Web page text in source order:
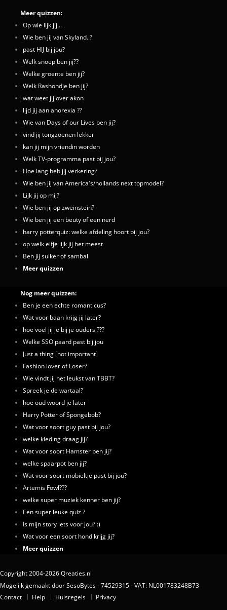
Meer quizzen:
Op wie lijk jij...
Wie ben jij van Skyland..?
past HIJ bij jou?
Welk snoep ben jij??
Welke groente ben jij?
Welk Rashondje ben jij?
wat weet jij over akon
lijd jij aan anorexia ??
Wie van Days of our Lives ben jij?
vind jij tongzoenen lekker
kan jij mijn vriendin worden
Welk TV-programma past bij jou?
Hoe lang heb jij verkering?
Wie ben jij van America's/hollands next topmodel?
Lijk jij op mij?
Wie ben jij op zweinstein?
Wie ben jij een beuty of een nerd
harry potterquiz: welke afdeling hoort bij jou?
op welk elfje lijk jij het meest
Ben jij suiker of sambal
Meer quizzen
Nog meer quizzen:
Ben je een echte romanticus?
Wat voor baan krijg jij later?
hoe voel jij je bij je ouders ???
Welke SSO paard past bij jou
Just a thing [not important]
Fashion lover of Loser?
Wie vindt jij het leukst van TBBT?
Spreek je de wartaal?
hoe oud woord je later
Harry Potter of Spongebob?
Wat voor soort guy past bij jou?
welke kleding draag jij?
Wat voor soort Hamster ben jij?
welke spaarpot ben jij?
Wat voor soort mobieltje past bij jou?
Artemis Fowl???
welke super muziek kenner ben jij?
Een super leuke quiz ?
Is mijn story iets voor jou? :)
Wat voor een soort hond krijg jij?
Meer quizzen
Copyright 2004-2026 Qreaties.nl
Mogelijk gemaakt door SesoBytes - 74529315 - VAT: NL001783248B73
Contact
Help Huisregels Privacy